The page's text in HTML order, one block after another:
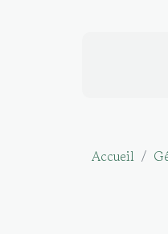
Accueil